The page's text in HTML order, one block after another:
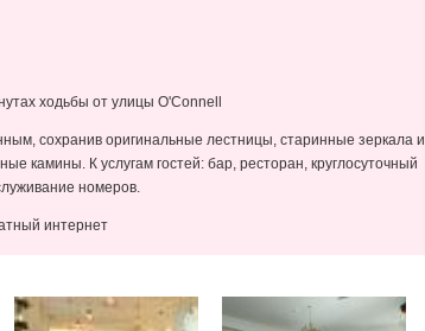
ходьбы от улицы O'Connell
сохранив оригинальные лестницы, старинные зеркала и
камины. К услугам гостей: бар, ресторан, круглосуточный
номеров.
интернет